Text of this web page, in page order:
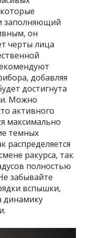
заполняющий
он
черты лица
добавляя
достигнута
Можно
активного
максимально
темных
распределяется
ракурса‚ так
полностью
забывайте
вспышки‚
динамику